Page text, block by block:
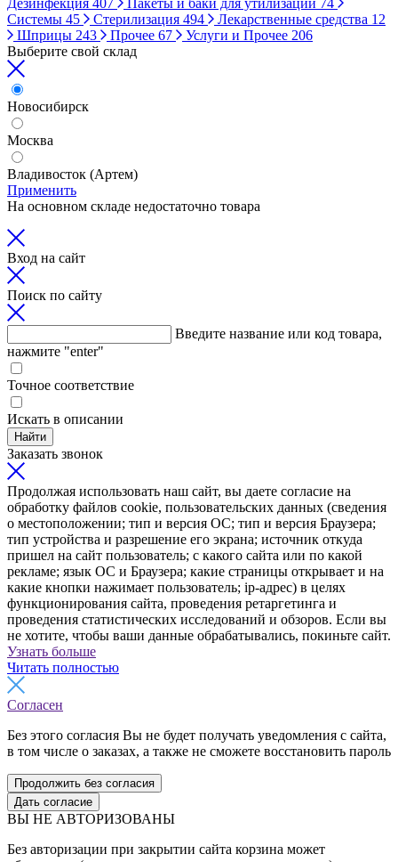
Дезинфекция 407 Пакеты и баки для утилизации 74
Системы 45 Стерилизация 494 Лекарственные средства 12
Шприцы 243 Прочее 67 Услуги и Прочее 206
Выберите свой склад
Новосибирск
Москва
Владивосток (Артем)
Применить
На основном складе недостаточно товара
Вход на сайт
Поиск по сайту
Введите название или код товара,
нажмите "enter"
Точное соответствие
Искать в описании
Найти
Заказать звонок
Продолжая использовать наш сайт, вы даете согласие на
обработку файлов cookie, пользовательских данных (сведения
о местоположении; тип и версия ОС; тип и версия Браузера;
тип устройства и разрешение его экрана; источник откуда
пришел на сайт пользователь; с какого сайта или по какой
рекламе; язык ОС и Браузера; какие страницы открывает и на
какие кнопки нажимает пользователь; ip-адрес) в целях
функционирования сайта, проведения ретаргетинга и
проведения статистических исследований и обзоров. Если вы
не хотите, чтобы ваши данные обрабатывались, покиньте сайт.
Узнать больше
Читать полностью
Согласен
Без этого согласия Вы не будет получать уведомления с сайта,
в том числе о заказах, а также не сможете восстановить пароль
Продолжить без согласия
Дать согласие
ВЫ НЕ АВТОРИЗОВАНЫ
Без авторизации при закрытии сайта корзина может